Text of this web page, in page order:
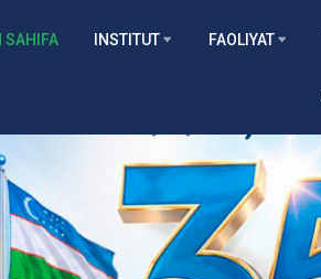
SAHIFA INSTITUT FAOLIYAT